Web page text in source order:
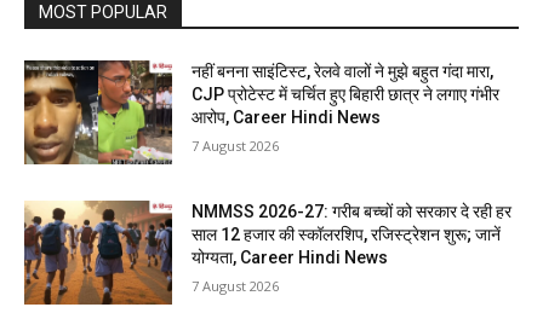
MOST POPULAR
नहीं बनना साइंटिस्ट, रेलवे वालों ने मुझे बहुत गंदा मारा,
CJP प्रोटेस्ट में चर्चित हुए बिहारी छात्र ने लगाए गंभीर
आरोप, Career Hindi News
7 August 2026
NMMSS 2026-27: गरीब बच्चों को सरकार दे रही हर
साल 12 हजार की स्कॉलरशिप, रजिस्ट्रेशन शुरू; जानें
योग्यता, Career Hindi News
7 August 2026